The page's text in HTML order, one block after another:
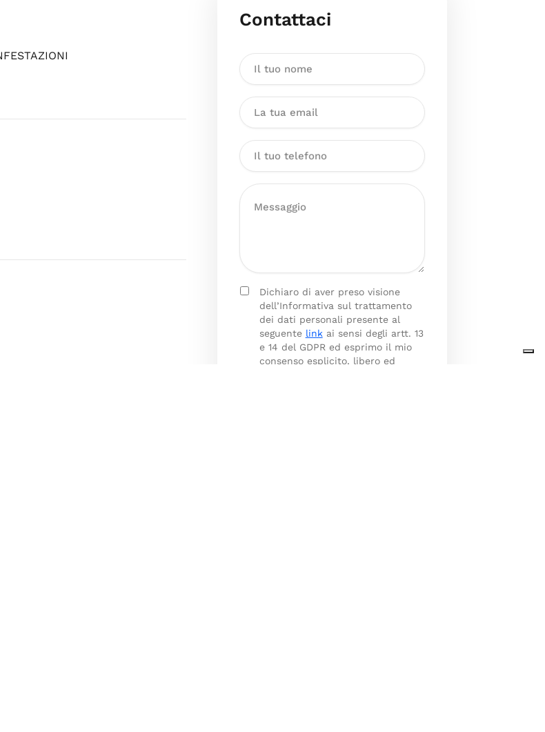
Contattaci
Dichiaro di aver preso visione
dell’Informativa sul trattamento
dei dati personali presente al
seguente linkai sensi degli artt. 13
e 14 del GDPR ed esprimo il mio
consenso esplicito, libero ed